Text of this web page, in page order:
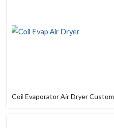
Coil Evaporator Air Dryer Custom